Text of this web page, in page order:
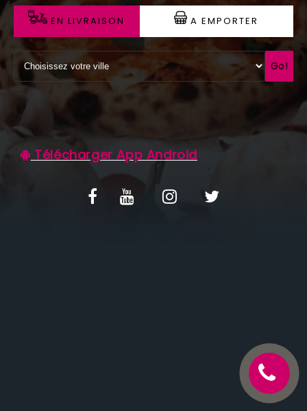
VOTRE COMPTE
NOTRE RESTAURANT
VOS AVIS
MENTIONS LÉGALES
EN LIVRAISON A EMPORTER
Go!
Télécharger App Android